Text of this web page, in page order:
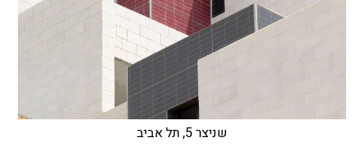
שניצר 5, תל אביב